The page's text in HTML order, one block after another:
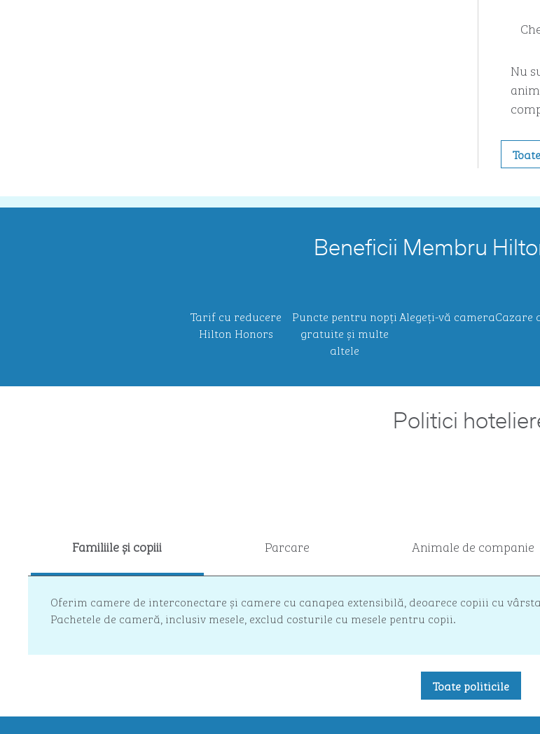
Nu
Beneficii Membru
Tarif cu reducere
Hilton Honors
Puncte pentru nopți
gratuite și multe
altele
Alegeți-vă cameraCazare
Politici
Familiile și copiii Parcare Animale de companie
Oferim camere de interconectare și camere cu canapea extensibilă, deoarece copiii cu
Pachetele de cameră, inclusiv mesele, exclud costurile cu mesele pentru copii.
Toate politicile